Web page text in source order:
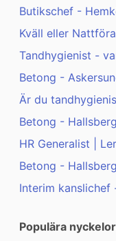
Butikschef -
Kväll eller
Tandhygienist -
Betong -
Är du
Betong -
HR Generalist |
Betong - Hallsberg
Interim kanslichef
Populära